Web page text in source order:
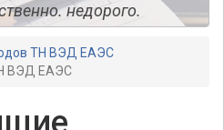
недорого.
ТН ВЭД ЕАЭС
ВЭД ЕАЭС